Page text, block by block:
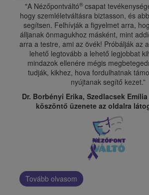
"A Nézőpontváltó® csapat
hogy szemléletváltásra biztasson, és
segítsen. Felhívják a figyelmet arra,
álljanak önmagukhoz másként, mint
arra a testre, ami az övék! Próbálják az
lehető legtovább a lehető legjobbat
mindazok ellenére mégis
tudják, kikhez, hova fordulhatnak
nyújtanak segítő kezet.”
Dr. Borbényi Erika, Szedlacsek
köszöntő üzenete az oldalra
Tovább olvasom